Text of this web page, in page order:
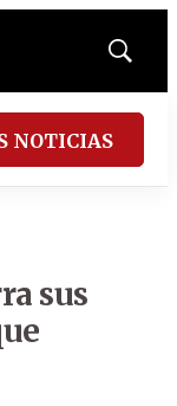
Mostrar
NOTICIAS
sus